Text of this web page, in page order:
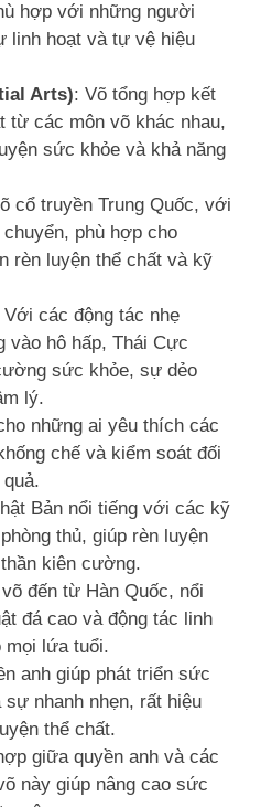
hợp với những người
linh hoạt và tự vệ hiệu
Arts): Võ tổng hợp kết
từ các môn võ khác nhau,
sức khỏe và khả năng
cổ truyền Trung Quốc, với
phù hợp cho
rèn luyện thể chất và kỹ
Với các động tác nhẹ
vào hô hấp, Thái Cực
sức khỏe, sự dẻo
lý.
những ai yêu thích các
chế và kiểm soát đối
Bản nổi tiếng với các kỹ
thủ, giúp rèn luyện
kiên cường.
đến từ Hàn Quốc, nổi
đá cao và động tác linh
mọi lứa tuổi.
anh giúp phát triển sức
nhanh nhẹn, rất hiệu
thể chất.
giữa quyền anh và các
này giúp nâng cao sức